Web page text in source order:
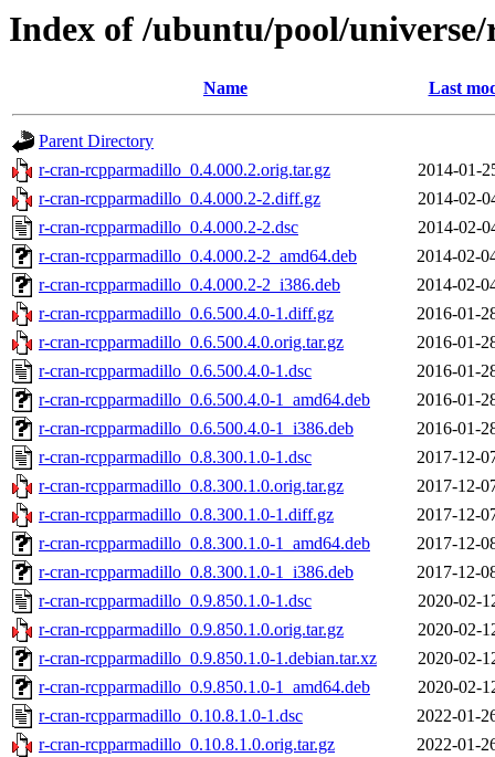
Index of /ubuntu/pool/
Name Last
Parent Directory
r-cran-rcpparmadillo_0.4.000.2.orig.tar.gz
2014-01-
r-cran-rcpparmadillo_0.4.000.2-2.diff.gz
2014-02-
r-cran-rcpparmadillo_0.4.000.2-2.dsc
2014-02-
r-cran-rcpparmadillo_0.4.000.2-2_amd64.deb
2014-02-
r-cran-rcpparmadillo_0.4.000.2-2_i386.deb
2014-02-
r-cran-rcpparmadillo_0.6.500.4.0-1.diff.gz
2016-01-
r-cran-rcpparmadillo_0.6.500.4.0.orig.tar.gz
2016-01-
r-cran-rcpparmadillo_0.6.500.4.0-1.dsc
2016-01-
r-cran-rcpparmadillo_0.6.500.4.0-1_amd64.deb
2016-01-
r-cran-rcpparmadillo_0.6.500.4.0-1_i386.deb
2016-01-
r-cran-rcpparmadillo_0.8.300.1.0-1.dsc
2017-12-
r-cran-rcpparmadillo_0.8.300.1.0.orig.tar.gz
2017-12-
r-cran-rcpparmadillo_0.8.300.1.0-1.diff.gz
2017-12-
r-cran-rcpparmadillo_0.8.300.1.0-1_amd64.deb
2017-12-
r-cran-rcpparmadillo_0.8.300.1.0-1_i386.deb
2017-12-
r-cran-rcpparmadillo_0.9.850.1.0-1.dsc
2020-02-
r-cran-rcpparmadillo_0.9.850.1.0.orig.tar.gz
2020-02-
r-cran-rcpparmadillo_0.9.850.1.0-1.debian.tar.xz
2020-02-
r-cran-rcpparmadillo_0.9.850.1.0-1_amd64.deb
2020-02-
r-cran-rcpparmadillo_0.10.8.1.0-1.dsc
2022-01-
r-cran-rcpparmadillo_0.10.8.1.0.orig.tar.gz
2022-01-